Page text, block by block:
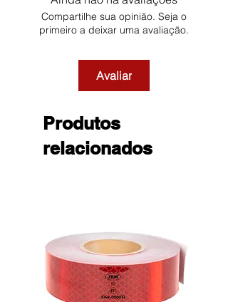
Compartilhe sua opinião. Seja o
primeiro a deixar uma avaliação.
Avaliar
Produtos
relacionados